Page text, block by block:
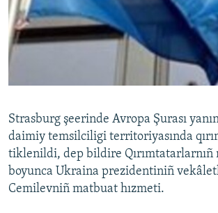
BLOGLAR
FİKİR
Українською
QOŞULIÑIZ!
RFE/RS bütün saytları
Strasburg şeerinde Avropa Şurası
daimiy temsilciligi territoriyasında
tiklenildi, dep bildire Qırımtatarlarnıñ
boyunca Ukraina prezidentiniñ
Cemilevniñ matbuat hızmeti.